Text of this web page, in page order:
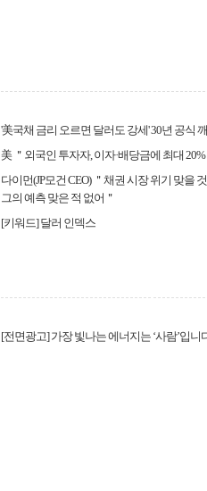
'美국채 금리 오르면 달러도 강세' 30년 공식
美 ＂외국인 투자자, 이자·배당금에 최대
다이먼(JP모건 CEO) ＂채권 시장 위기 맞을
그의 예측 맞은 적 없어＂
[키워드] 달러 인덱스
[전면광고] 가장 빛나는 에너지는 ‘사람’입니